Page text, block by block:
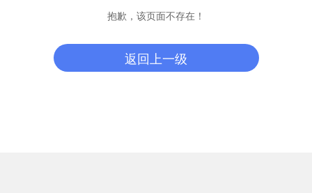
抱歉，该页面不存在！
返回上一级